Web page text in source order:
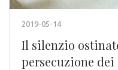
2019-05-14
Il silenzio
persecuzione